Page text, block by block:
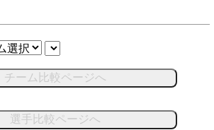
チーム比較ページへ
選手比較ページへ